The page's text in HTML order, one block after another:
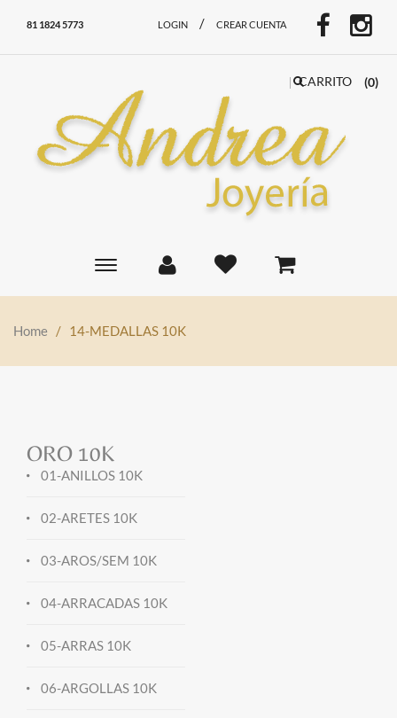
81 1824 5773 LOGIN / CREAR CUENTA
Toggle
CARRITO (0)
Home / 14-MEDALLAS 10K
ORO 10K
01-ANILLOS 10K
02-ARETES 10K
03-AROS/SEM 10K
04-ARRACADAS 10K
05-ARRAS 10K
06-ARGOLLAS 10K